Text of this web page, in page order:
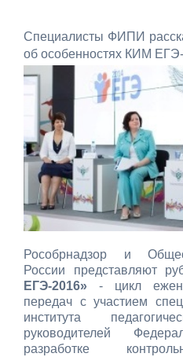
Специалисты ФИПИ
об особенностях КИМ
Рособрнадзор и
России представляют
ЕГЭ-2016» - цикл
передач с участием
института
руководителей
разработке